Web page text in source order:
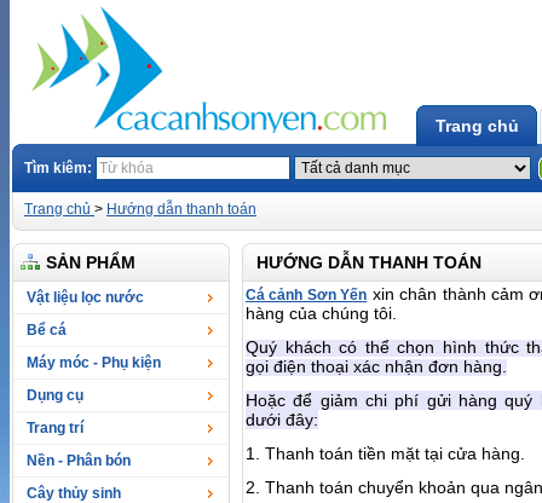
Trang chủ
Tìm kiêm:
Trang chủ > Hướng dẫn thanh toán
SẢN PHẨM
Vật liệu lọc nước
Bể cá
Máy móc - Phụ kiện
Dụng cụ
Trang trí
Nền - Phân bón
Cây thủy sinh
HƯỚNG DẪN THANH TOÁN
Cá cảnh Sơn Yến xin chân thành cảm
hàng của chúng tôi.
Quý khách có thể chọn hình thức
gọi điện thoại xác nhận đơn hàng.
Hoặc để giảm chi phí gửi hàng
dưới đây:
1. Thanh toán tiền mặt tại cửa hàng.
2. Thanh toán chuyển khoản qua